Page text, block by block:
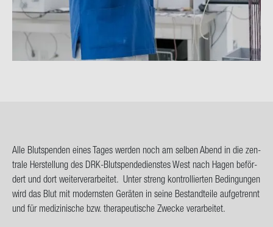
Alle Blut­spen­den eines Tages wer­den noch am sel­ben Abend in die zen­
tra­le Her­stel­lung des DRK-​Blutspendedienstes West nach Hagen be­för­
dert und dort wei­ter­ver­ar­bei­tet. Unter streng kon­trol­lier­ten Be­din­gun­gen
wird das Blut mit mo­derns­ten Ge­rä­ten in seine Be­stand­tei­le auf­ge­trennt
und für me­di­zi­ni­sche bzw. the­ra­peu­ti­sche Zwe­cke ver­ar­bei­tet.